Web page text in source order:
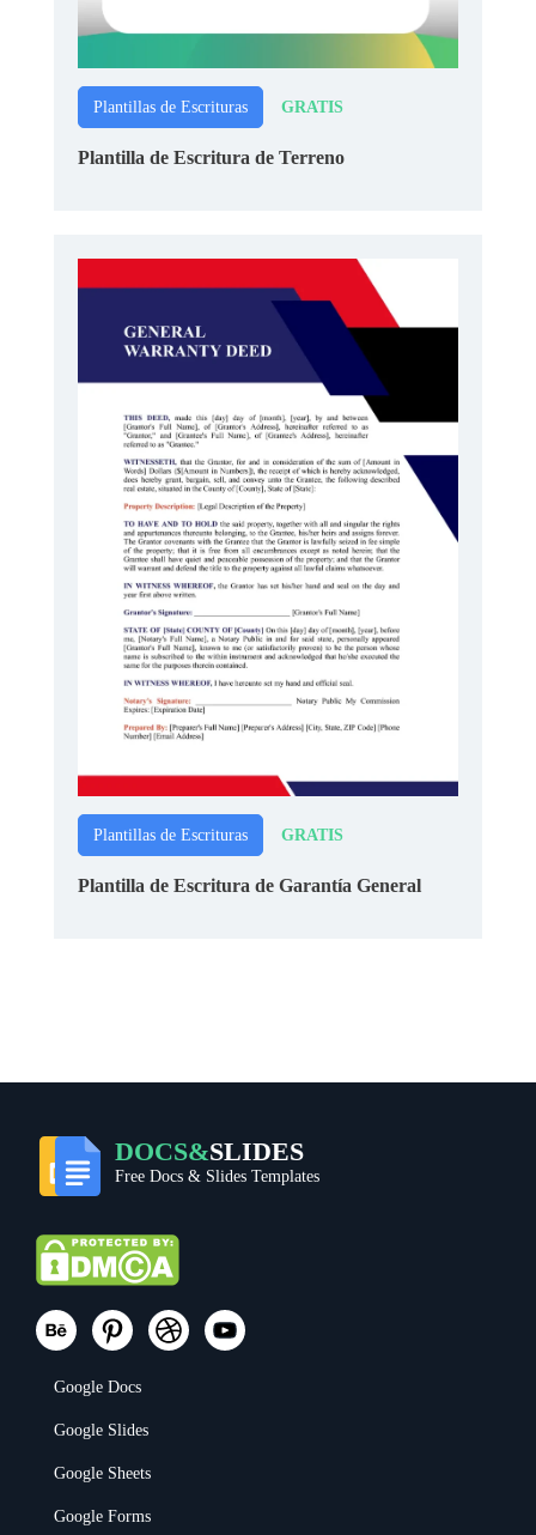
Plantillas de Escrituras GRATIS
Plantilla de Escritura de Terreno
Plantillas de Escrituras GRATIS
Plantilla de Escritura de Garantía General
DOCS&SLIDES
Free Docs & Slides Templates
Google Docs
Google Slides
Google Sheets
Google Forms